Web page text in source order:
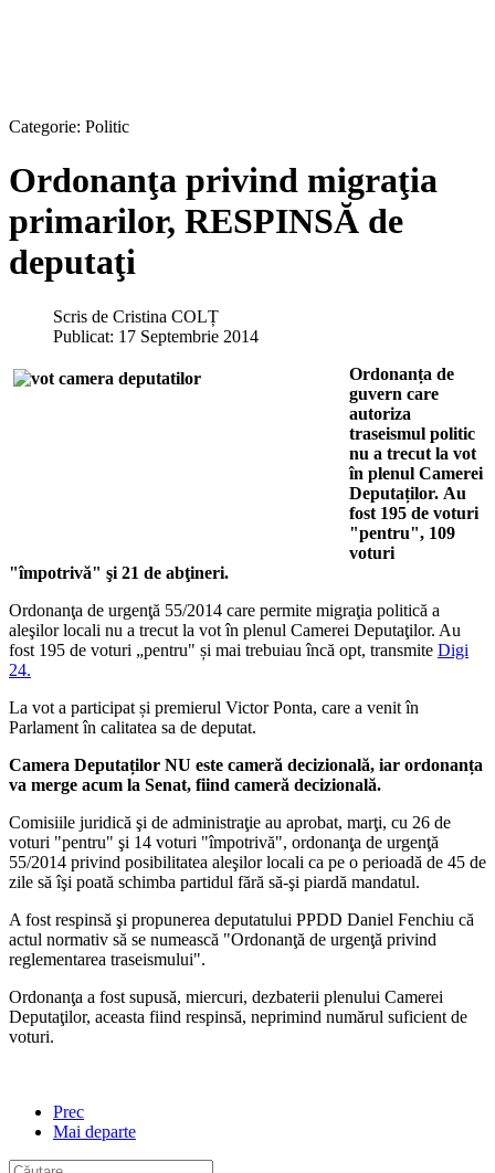
Categorie: Politic
Ordonanţa privind migraţia
primarilor, RESPINSĂ de
deputaţi
Scris de Cristina COLȚ
Publicat: 17 Septembrie 2014
Ordonanța de
guvern care
autoriza
traseismul politic
nu a trecut la vot
în plenul Camerei
Deputaților. Au
fost 195 de voturi
"pentru", 109
voturi
"împotrivă" şi 21 de abţineri.
Ordonanţa de urgenţă 55/2014 care permite migraţia politică a
aleşilor locali nu a trecut la vot în plenul Camerei Deputaţilor. Au
fost 195 de voturi „pentru" și mai trebuiau încă opt, transmite Digi
24.
La vot a participat și premierul Victor Ponta, care a venit în
Parlament în calitatea sa de deputat.
Camera Deputaților NU este cameră decizională, iar ordonanța
va merge acum la Senat, fiind cameră decizională.
Comisiile juridică şi de administraţie au aprobat, marţi, cu 26 de
voturi "pentru" şi 14 voturi "împotrivă", ordonanţa de urgenţă
55/2014 privind posibilitatea aleşilor locali ca pe o perioadă de 45 de
zile să îşi poată schimba partidul fără să-şi piardă mandatul.
A fost respinsă şi propunerea deputatului PPDD Daniel Fenchiu că
actul normativ să se numească "Ordonanţă de urgenţă privind
reglementarea traseismului".
Ordonanţa a fost supusă, miercuri, dezbaterii plenului Camerei
Deputaţilor, aceasta fiind respinsă, neprimind numărul suficient de
voturi.
Prec
Mai departe